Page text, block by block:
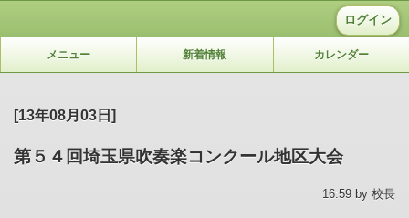
ログイン
メニュー 新着情報 カレンダー
[13年08月03日]
第５４回埼玉県吹奏楽コンクール地区大会
16:59 by 校長